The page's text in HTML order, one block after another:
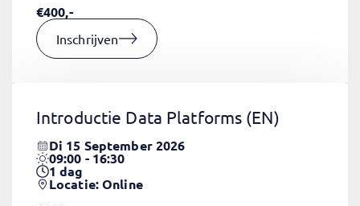
€400,-
Inschrijven
Introductie Data Platforms (EN)
Di 15 September 2026
09:00 - 16:30
1dag
Locatie: Online